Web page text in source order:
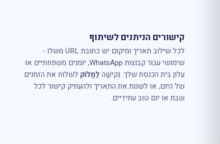
קישורים הניתנים לשיתוף
לכל שילוב תאריך ומיקום יש כתובת URL משלו -
שימושי עבור קבוצות WhatsApp, יומנים משפחתיים או
עלון בית הכנסת שלך. נְקִישָׁה לַחֲלוֹק לשלוח את הזמנים
של היום, או לשנות את התאריך ולהעתיק קישור לכל
שבת או יום טוב עתידיים.